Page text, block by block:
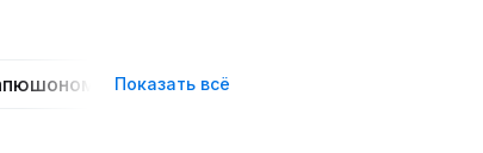
С надписью
Показать всё